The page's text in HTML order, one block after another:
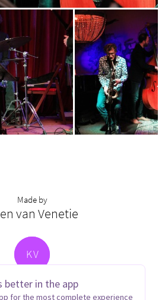
better in the app
for the most complete experience
Made by
van Venetie
KV